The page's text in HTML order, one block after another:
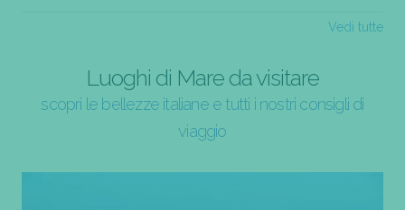
Vedi tutte
Luoghi di Mare da visitare
scopri le bellezze italiane e tutti i nostri consigli di
viaggio